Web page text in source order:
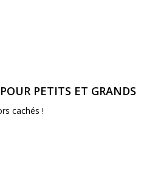
PETITS ET GRANDS
cachés !